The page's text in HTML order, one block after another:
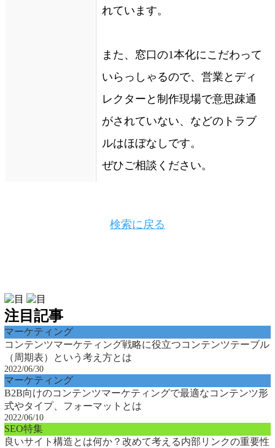
れています。
また、窓口の1本化にこだわって
いらっしゃるので、営業とディ
レクターと制作現場で意思疎通
がされていない、などのトラブ
ルはほぼなしです。
ぜひご相談ください。
検索に戻る
注目記事
マーケティング
コンテンツマーケティング戦略に役立つコンテンツテーブル
（周期表）という考え方とは
2022/06/30
マーケティング
B2B向けのコンテンツマーケティングで最適なコンテンツ形
式やタイプ、フォーマットとは
2022/06/10
SEO特集
良いサイト構造とは何か？改めて考える内部リンクの重要性